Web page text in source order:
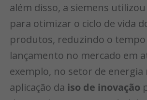
além disso, a siemens
para otimizar o ciclo de vida
produtos, reduzindo o tempo
lançamento no mercado em
exemplo, no setor de energia
aplicação da iso de inovação